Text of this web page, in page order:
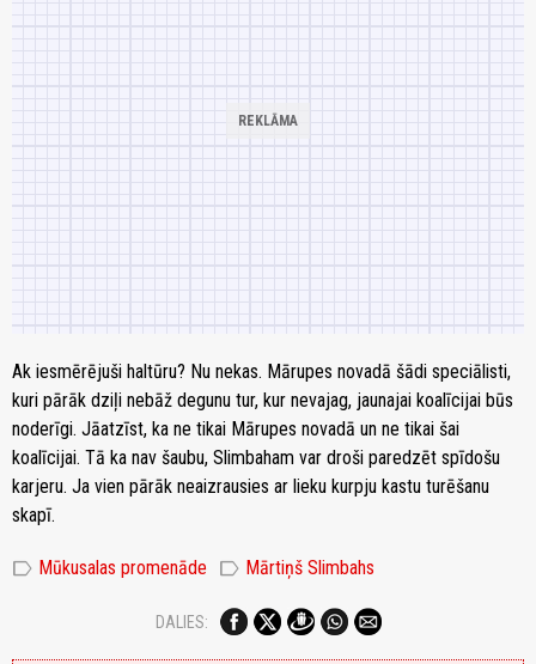
Ak iesmērējuši haltūru? Nu nekas. Mārupes novadā šādi speciālisti,
kuri pārāk dziļi nebāž degunu tur, kur nevajag, jaunajai koalīcijai būs
noderīgi. Jāatzīst, ka ne tikai Mārupes novadā un ne tikai šai
koalīcijai. Tā ka nav šaubu, Slimbaham var droši paredzēt spīdošu
karjeru. Ja vien pārāk neaizrausies ar lieku kurpju kastu turēšanu
skapī.
label Mūkusalas promenāde label Mārtiņš Slimbahs
DALIES: